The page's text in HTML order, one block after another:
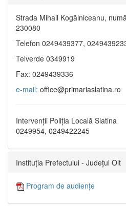
Strada Mihail Kogălniceanu,
230080
Telefon 0249439377,
Telverde 0349919
Fax: 0249439336
e-mail: office@primariaslatina.ro
Intervenții Poliția Locală Slatina
0249954, 0249422245
Instituția Prefectului - Județul Olt
Program de audiențe